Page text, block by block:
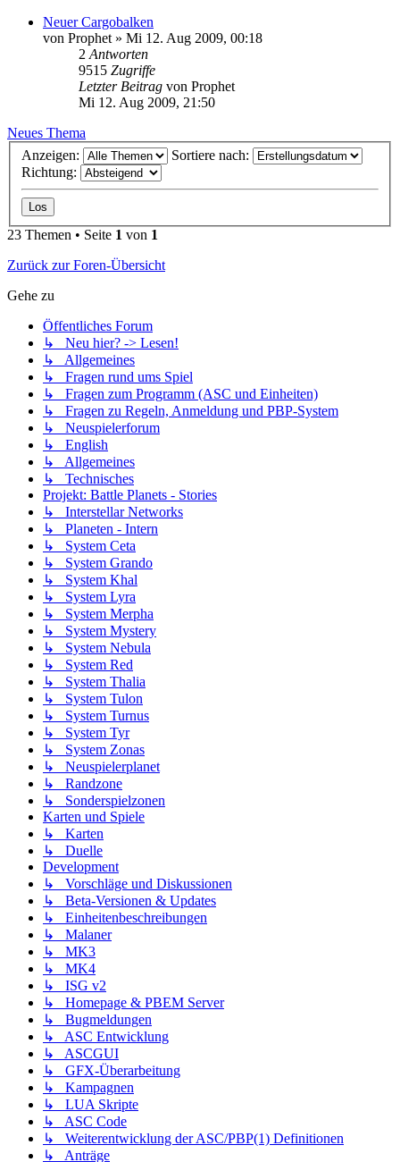
Neuer Cargobalken
von Prophet » Mi 12. Aug 2009, 00:18
2 Antworten
9515 Zugriffe
Letzter Beitrag von Prophet
Mi 12. Aug 2009, 21:50
Neues Thema
Anzeigen:
Sortiere nach:
Richtung:
23 Themen • Seite 1 von 1
Zurück zur Foren-Übersicht
Gehe zu
Öffentliches Forum
↳ Neu hier? -> Lesen!
↳ Allgemeines
↳ Fragen rund ums Spiel
↳ Fragen zum Programm (ASC und Einheiten)
↳ Fragen zu Regeln, Anmeldung und PBP-System
↳ Neuspielerforum
↳ English
↳ Allgemeines
↳ Technisches
Projekt: Battle Planets - Stories
↳ Interstellar Networks
↳ Planeten - Intern
↳ System Ceta
↳ System Grando
↳ System Khal
↳ System Lyra
↳ System Merpha
↳ System Mystery
↳ System Nebula
↳ System Red
↳ System Thalia
↳ System Tulon
↳ System Turnus
↳ System Tyr
↳ System Zonas
↳ Neuspielerplanet
↳ Randzone
↳ Sonderspielzonen
Karten und Spiele
↳ Karten
↳ Duelle
Development
↳ Vorschläge und Diskussionen
↳ Beta-Versionen & Updates
↳ Einheitenbeschreibungen
↳ Malaner
↳ MK3
↳ MK4
↳ ISG v2
↳ Homepage & PBEM Server
↳ Bugmeldungen
↳ ASC Entwicklung
↳ ASCGUI
↳ GFX-Überarbeitung
↳ Kampagnen
↳ LUA Skripte
↳ ASC Code
↳ Weiterentwicklung der ASC/PBP(1) Definitionen
↳ Anträge